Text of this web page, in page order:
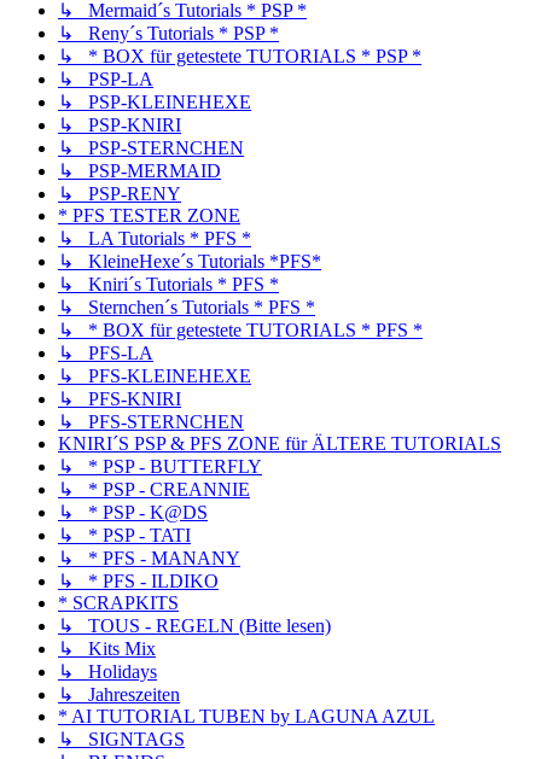
↳ Mermaid´s Tutorials * PSP *
↳ Reny´s Tutorials * PSP *
↳ * BOX für getestete TUTORIALS * PSP *
↳ PSP-LA
↳ PSP-KLEINEHEXE
↳ PSP-KNIRI
↳ PSP-STERNCHEN
↳ PSP-MERMAID
↳ PSP-RENY
* PFS TESTER ZONE
↳ LA Tutorials * PFS *
↳ KleineHexe´s Tutorials *PFS*
↳ Kniri´s Tutorials * PFS *
↳ Sternchen´s Tutorials * PFS *
↳ * BOX für getestete TUTORIALS * PFS *
↳ PFS-LA
↳ PFS-KLEINEHEXE
↳ PFS-KNIRI
↳ PFS-STERNCHEN
KNIRI´S PSP & PFS ZONE für ÄLTERE TUTORIALS
↳ * PSP - BUTTERFLY
↳ * PSP - CREANNIE
↳ * PSP - K@DS
↳ * PSP - TATI
↳ * PFS - MANANY
↳ * PFS - ILDIKO
* SCRAPKITS
↳ TOUS - REGELN (Bitte lesen)
↳ Kits Mix
↳ Holidays
↳ Jahreszeiten
* AI TUTORIAL TUBEN by LAGUNA AZUL
↳ SIGNTAGS